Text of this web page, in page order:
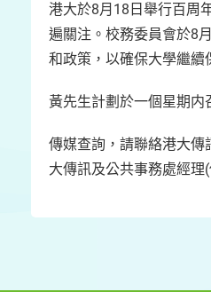
港大於8月18日舉行百周
遍關注。校務委員會於8
和政策，以確保大學繼
黃先生計劃於一個星期内
傳媒查詢，請聯絡港大
大傳訊及公共事務處經理